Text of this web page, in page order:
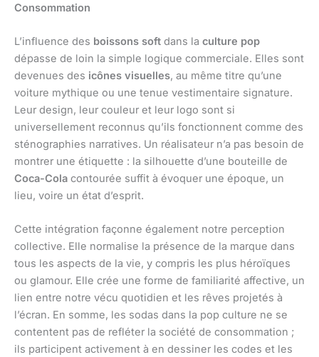
Consommation
L’influence des boissons soft dans la culture pop
dépasse de loin la simple logique commerciale. Elles sont
devenues des icônes visuelles, au même titre qu’une
voiture mythique ou une tenue vestimentaire signature.
Leur design, leur couleur et leur logo sont si
universellement reconnus qu’ils fonctionnent comme des
sténographies narratives. Un réalisateur n’a pas besoin de
montrer une étiquette : la silhouette d’une bouteille de
Coca-Cola contourée suffit à évoquer une époque, un
lieu, voire un état d’esprit.
Cette intégration façonne également notre perception
collective. Elle normalise la présence de la marque dans
tous les aspects de la vie, y compris les plus héroïques
ou glamour. Elle crée une forme de familiarité affective, un
lien entre notre vécu quotidien et les rêves projetés à
l’écran. En somme, les sodas dans la pop culture ne se
contentent pas de refléter la société de consommation ;
ils participent activement à en dessiner les codes et les